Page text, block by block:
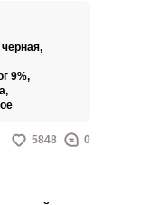
нежная
и
в желе на
не только
и красиво.
9%,
5848 0